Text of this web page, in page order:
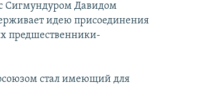
с Сигмундуром Давидом
идею присоединения
предшественники-
стал имеющий для